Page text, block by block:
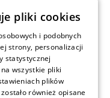
pliki cookies
i podobnych
strony, personalizacji
statystycznej
wszystkie pliki
plików
również opisane